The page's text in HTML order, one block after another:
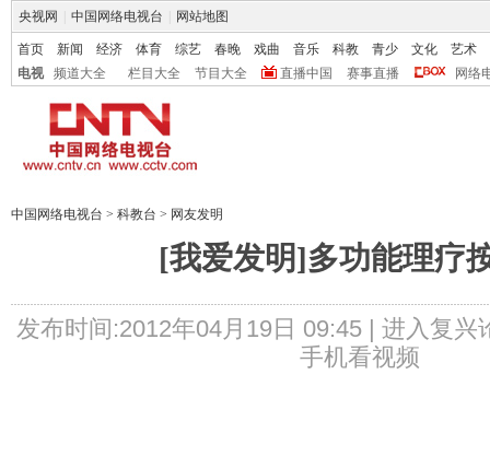
央视网 中国网络电视台 网站地图
首页 新闻 经济 体育 综艺 春晚 戏曲 音乐 科教 青少 文化
艺术
电视
频道大全 栏目大全 节目大全 直播中国 赛事直播 网络
中国网络电视台 > 科教台 > 网友发明
[我爱发明]多功能理疗
发布时间:2012年04月19日 09:45 | 进入复兴
手机看视频